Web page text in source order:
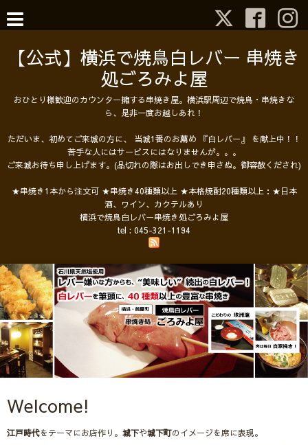
【公式】横浜で焼鳥白レバー 串焼き
処ごろみよ屋
おひとり様歓迎のカウンター擁する串焼き屋。横浜駅周辺で焼鳥・串焼きな
ら、是非一度お越しあれ！
ただいま、初めてご来城の方に、 当城1番のお薦め 『白レバー』 を献上中！！
苦手な人にはサービスにはなりませんが。。。
ご来城お待ち申し上げます。(品切れの際はお出しでき申さぬ。御容赦くだされ)
★串焼き1本から注文可 ★串焼き40種類以上 ★本格焼酎20種類以上：★日本
酒、ワイン、カクテルあり
横浜で焼鳥白レバー串焼き処ごろみよ屋
tel : 045-321-1194
Welcome!
江戸時代をテーマにお店作り。 城下や城下町のイメージを席に表現。